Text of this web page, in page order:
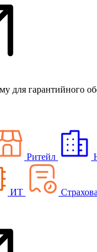
для гарантийного
Ритейл
ИТ